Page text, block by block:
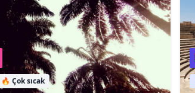
🔥 Çok sıcak